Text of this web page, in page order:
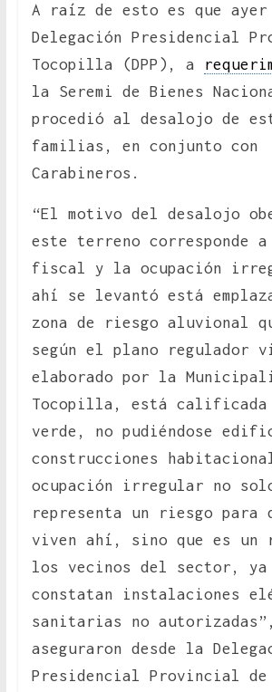
A raíz de esto es que
Delegación Presidencial
Tocopilla (DPP), a
la Seremi de Bienes
procedió al desalojo de
familias, en conjunto con
Carabineros.
“El motivo del desalojo
este terreno corresponde
fiscal y la ocupación
ahí se levantó está
zona de riesgo aluvional
según el plano regulador
elaborado por la
Tocopilla, está calificada
verde, no pudiéndose
construcciones
ocupación irregular no
representa un riesgo para
viven ahí, sino que es un
los vecinos del sector, ya
constatan instalaciones
sanitarias no autorizadas”,
aseguraron desde la
Presidencial Provincial